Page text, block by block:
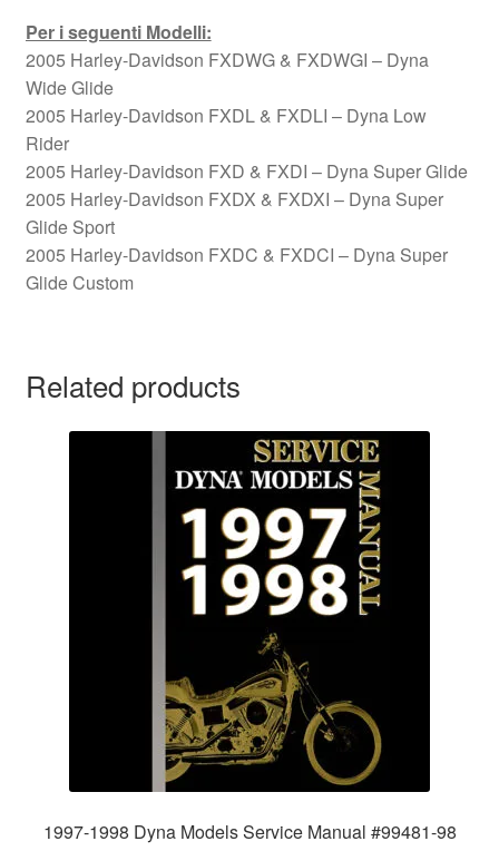
Per i seguenti Modelli:
2005 Harley-Davidson FXDWG & FXDWGI – Dyna
Wide Glide
2005 Harley-Davidson FXDL & FXDLI – Dyna Low
Rider
2005 Harley-Davidson FXD & FXDI – Dyna Super Glide
2005 Harley-Davidson FXDX & FXDXI – Dyna Super
Glide Sport
2005 Harley-Davidson FXDC & FXDCI – Dyna Super
Glide Custom
Related products
1997-1998 Dyna Models Service Manual #99481-98